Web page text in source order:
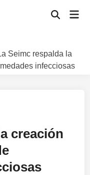
Open
Seimc respalda la
infecciosas
creación